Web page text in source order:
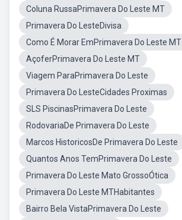
Coluna RussaPrimavera Do Leste MT
Primavera Do LesteDivisa
Como É Morar EmPrimavera Do Leste MT
AçoferPrimavera Do Leste MT
Viagem ParaPrimavera Do Leste
Primavera Do LesteCidades Proximas
SLS PiscinasPrimavera Do Leste
RodovariaDe Primavera Do Leste
Marcos HistoricosDe Primavera Do Leste
Quantos Anos TemPrimavera Do Leste
Primavera Do Leste Mato GrossoÓtica
Primavera Do Leste MTHabitantes
Bairro Bela VistaPrimavera Do Leste